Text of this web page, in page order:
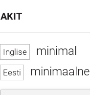
minimal
minimaalne
AKIT